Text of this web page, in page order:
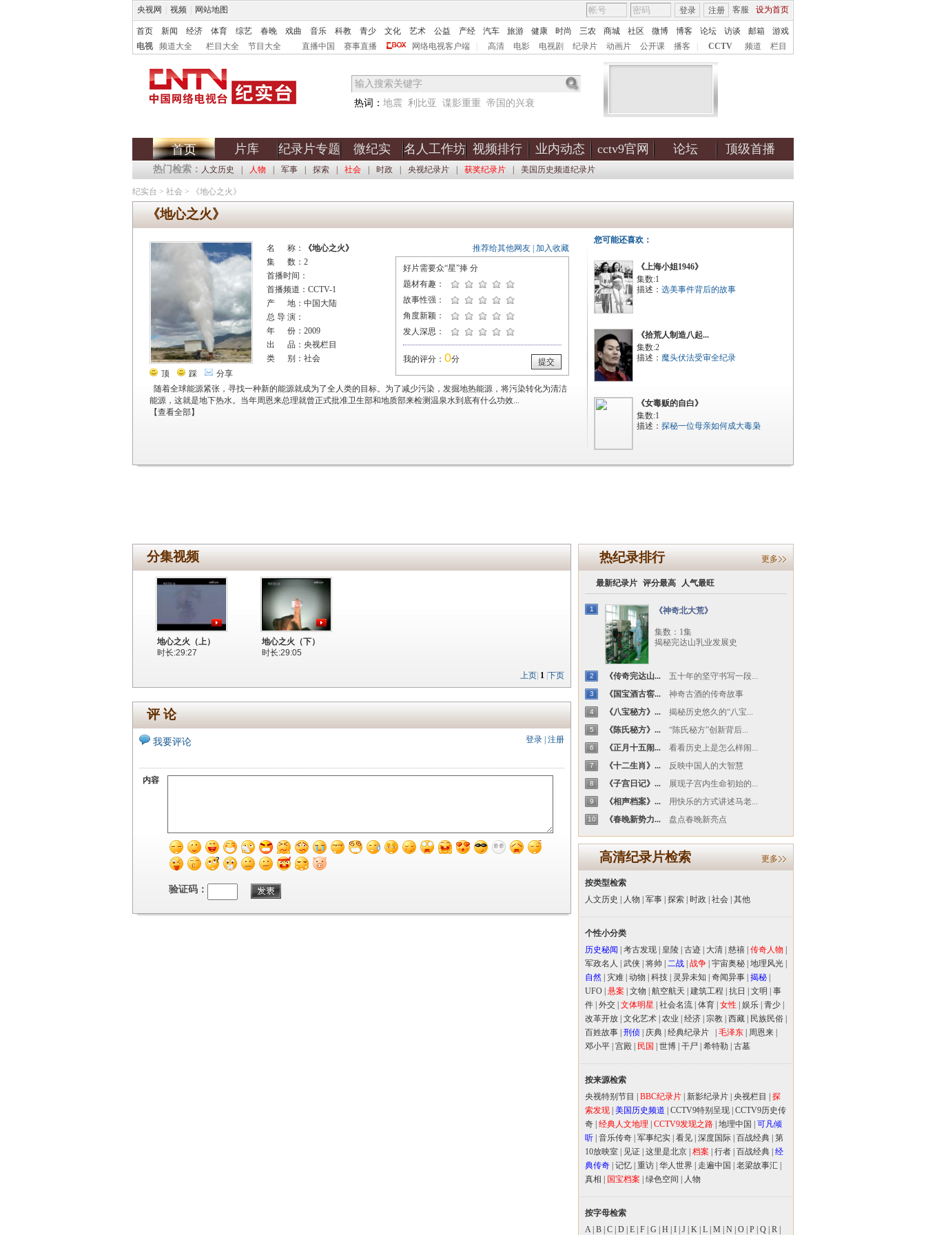
央视网 视频 网站地图 客服 设为首页
登录 注册
首页 新闻 经济 体育 综艺 春晚 戏曲 音乐 科教 青少 文化 艺术 公益 产经 汽车 旅游 健康 时尚 三农 商城 社区 微博 博客 论坛 访谈 邮箱
游戏
电视
频道大全 栏目大全 节目大全 直播中国 赛事直播 网络电视客户端 高清 电影 电视剧 纪录片 动画片 公开课 播客 CCTV 频道 栏目
热词： 地震 利比亚 谍影重重 帝国的兴衰
首页 片库 纪录片专题 微纪实 名人工作坊 视频排行 业内动态 cctv9官网 论坛 顶级首播
热门检索： 人文历史 人物 军事 探索 社会 时政 央视纪录片 获奖纪录片 美国历史频道纪录片
纪实台 > 社会 > 《地心之火》
《地心之火》
顶 踩 分享
名 称：
《地心之火》
集 数：2
首播时间：
首播频道：CCTV-1
产 地：中国大陆
总 导 演：
年 份：2009
出 品：央视栏目
类 别：社会
随着全球能源紧张，寻找一种新的能源就成为了全人类的目标。为了减少污染，发掘地热能源，将污染转化为清洁
能源，这就是地下热水。当年周恩来总理就曾正式批准卫生部和地质部来检测温泉水到底有什么功效...
【查看全部】
推荐给其他网友 加入收藏
好片需要众“星”捧 分
题材有趣：
故事性强：
角度新颖：
发人深思：
我的评分： 0分 提交
您可能还喜欢：
《上海小姐1946》
集数:1
描述： 选美事件背后的故事
《拾荒人制造八起...
集数:2
描述： 魔头伏法受审全纪录
《女毒贩的自白》
集数:1
描述： 探秘一位母亲如何成大毒枭
分集视频
地心之火（上）
时长:29:27
地心之火（下）
时长:29:05
上页 1 下页
评 论
登录 注册
我要评论
内容
验证码：
热纪录排行 更多
最新纪录片 评分最高 人气最旺
1 《神奇北大荒》
集数：1集
揭秘完达山乳业发展史
2 《传奇完达山... 五十年的坚守书写一段...
3 《国宝酒古窖... 神奇古酒的传奇故事
4 《八宝秘方》... 揭秘历史悠久的“八宝...
5 《陈氏秘方》... “陈氏秘方”创新背后...
6 《正月十五闹... 看看历史上是怎么样闹...
7 《十二生肖》... 反映中国人的大智慧
8 《子宫日记》... 展现子宫内生命初始的...
9 《相声档案》... 用快乐的方式讲述马老...
10 《春晚新势力... 盘点春晚新亮点
高清纪录片检索 更多
按类型检索
人文历史
人物 军事 探索 时政 社会 其他
个性小分类
历史秘闻
考古发现 皇陵 古迹 大清 慈禧 传奇人物
军政名人
武侠 将帅 二战 战争 宇宙奥秘 地理风光
自然
灾难 动物 科技 灵异未知 奇闻异事 揭秘
UFO 悬案 文物 航空航天 建筑工程 抗日 文明
事
件 外交 文体明星 社会名流 体育 女性 娱乐 青少
改革开放 文化艺术 农业 经济 宗教 西藏 民族民俗
百姓故事 刑侦 庆典 经典纪录片 毛泽东 周恩来
邓小平 宫殿 民国 世博 干尸 希特勒 古墓
按来源检索
央视特别节目
BBC纪录片 新影纪录片 央视栏目
探
索发现 美国历史频道 CCTV9特别呈现 CCTV9历史传
奇 经典人文地理 CCTV9发现之路 地理中国
可凡倾
听 音乐传奇 军事纪实 看见 深度国际 百战经典 第
10放映室
见证 这里是北京 档案 行者 百战经典 经
典传奇 记忆 重访 华人世界 走遍中国 老梁故事汇
真相
国宝档案 绿色空间 人物
按字母检索
A| B C D E F G H I J K L M N O P Q R